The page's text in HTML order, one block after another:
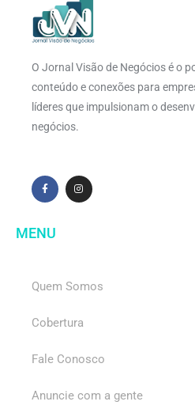
O Jornal Visão de Negócios é o
conteúdo e conexões para
líderes que impulsionam o
negócios.
MENU
Quem Somos
Cobertura
Fale Conosco
Anuncie com a gente